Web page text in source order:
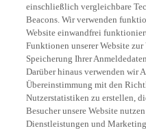
einschließlich vergleichbare
Beacons. Wir verwenden
Website einwandfrei
Funktionen unserer Website
Speicherung Ihrer
Darüber hinaus verwenden wir
Übereinstimmung mit den
Nutzerstatistiken zu erstellen,
Besucher unsere Website
Dienstleistungen und